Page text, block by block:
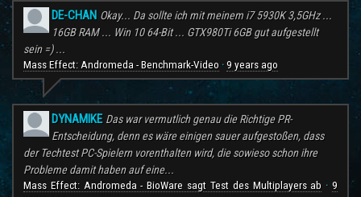
DE-CHAN Okay... Da sollte ich mit meinem i7 5930K 3,5GHz ...
16GB RAM ... Win 10 64-Bit ... GTX980Ti 6GB gut aufgestellt
sein =) ...
Mass Effect: Andromeda - Benchmark-Video · 9 years ago
DYNAMIKE Das war vermutlich genau die Richtige PR-
Entscheidung, denn es wäre einigen sauer aufgestoßen, dass
der Techtest PC-Spielern vorenthalten wird, die sowieso schon ihre
Probleme damit haben auf eine...
Mass Effect: Andromeda - BioWare sagt Test des Multiplayers ab ·9